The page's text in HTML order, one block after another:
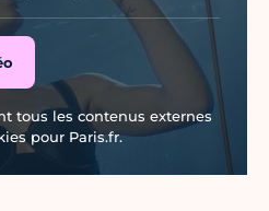
tous les contenus externes
pour Paris.fr.